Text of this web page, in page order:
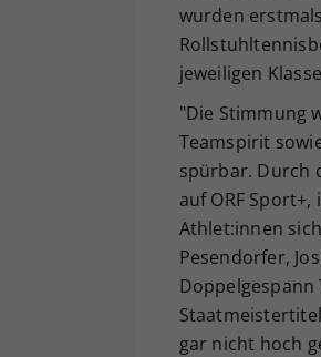
wurden
jeweiligen
"Die Stimmung
Teamspirit
spürbar. Durch
auf ORF
Athlet:innen
Pesendorfer,
Doppelgespann
gar nicht hoch